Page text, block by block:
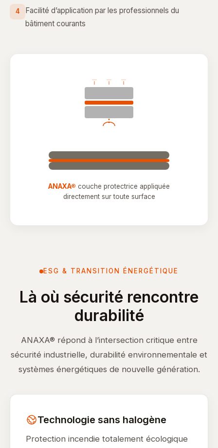
4
Facilité d’application par les professionnels du
bâtiment courants
ANAXA® couche protectrice appliquée
directement sur toute surface
ESG & TRANSITION ÉNERGÉTIQUE
Là où sécurité rencontre
durabilité
ANAXA® répond à l’intersection critique entre
sécurité industrielle, durabilité environnementale et
systèmes énergétiques de nouvelle génération.
Technologie sans halogène
Protection incendie totalement écologique